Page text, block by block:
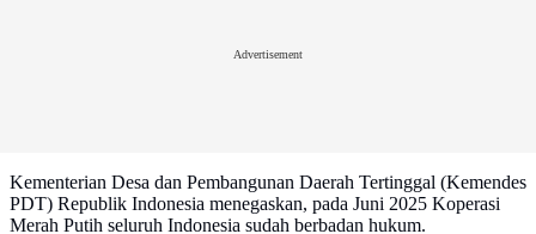
Advertisement
Kementerian Desa dan Pembangunan Daerah Tertinggal (Kemendes
PDT) Republik Indonesia menegaskan, pada Juni 2025 Koperasi
Merah Putih seluruh Indonesia sudah berbadan hukum.